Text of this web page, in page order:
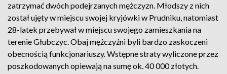
zatrzymać dwóch podejrzanych mężczyzn. Młodszy z nich
został ujęty w miejscu swojej kryjówki w Prudniku, natomiast
28-latek przebywał w miejscu swojego zamieszkania na
terenie Głubczyc. Obaj mężczyźni byli bardzo zaskoczeni
obecnością funkcjonariuszy. Wstępne straty wyliczone przez
poszkodowanych opiewają na sumę ok. 40 000 złotych.